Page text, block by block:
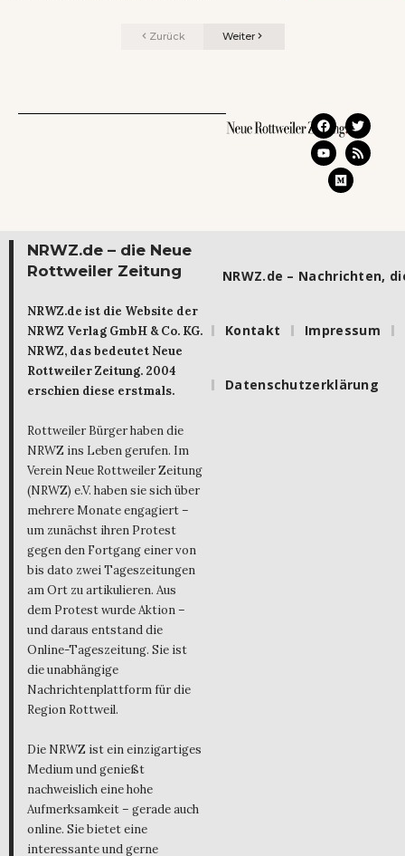
Zurück Weiter
NRWZ.de – die Neue
Rottweiler Zeitung
NRWZ.de ist die Website der
NRWZ Verlag GmbH & Co. KG.
NRWZ, das bedeutet Neue
Rottweiler Zeitung. 2004
erschien diese erstmals.
Rottweiler Bürger haben die
NRWZ ins Leben gerufen. Im
Verein Neue Rottweiler Zeitung
(NRWZ) e.V. haben sie sich über
mehrere Monate engagiert –
um zunächst ihren Protest
gegen den Fortgang einer von
bis dato zwei Tageszeitungen
am Ort zu artikulieren. Aus
dem Protest wurde Aktion –
und daraus entstand die
Online-Tageszeitung. Sie ist
die unabhängige
Nachrichtenplattform für die
Region Rottweil.
Die NRWZ ist ein einzigartiges
Medium und genießt
nachweislich eine hohe
Aufmerksamkeit – gerade auch
online. Sie bietet eine
interessante und gerne
NRWZ.de – Nachrichten,
Kontakt Impressum
Datenschutzerklärung